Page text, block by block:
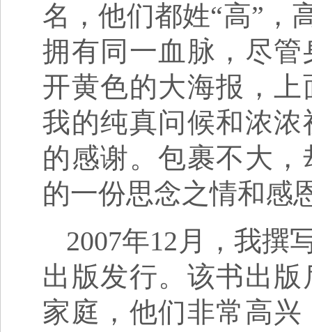
名，他们都姓“高”，
拥有同一血脉，尽
开黄色的大海报，
我的纯真问候和浓
的感谢。包裹不大
的一份思念之情和感
2007年12月，我撰
出版发行。该书出
家庭，他们非常高